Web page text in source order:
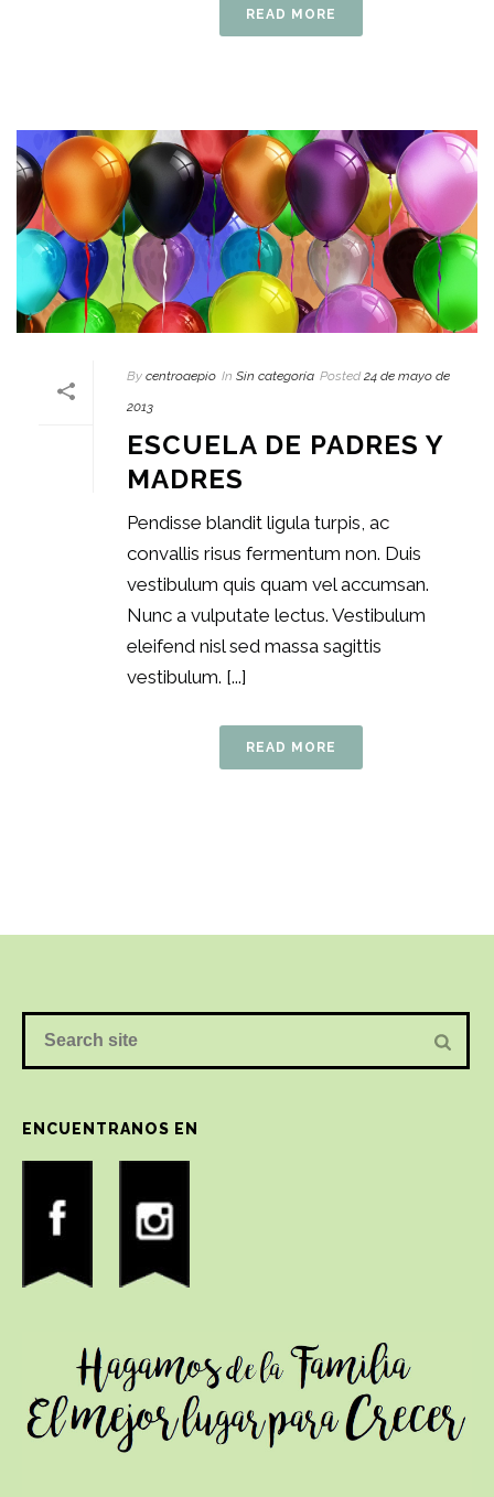
READ MORE
By centroaepio In Sin categoría Posted 24 de mayo de
2013
ESCUELA DE PADRES Y
MADRES
Pendisse blandit ligula turpis, ac
convallis risus fermentum non. Duis
vestibulum quis quam vel accumsan.
Nunc a vulputate lectus. Vestibulum
eleifend nisl sed massa sagittis
vestibulum. [...]
READ MORE
ENCUENTRANOS EN